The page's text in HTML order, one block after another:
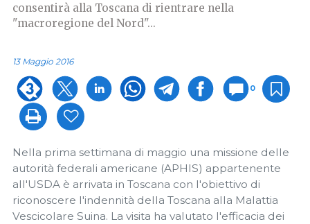
consentirà alla Toscana di rientrare nella
"macroregione del Nord"...
13 Maggio 2016
0
Nella prima settimana di maggio una missione delle
autorità federali americane (APHIS) appartenente
all'USDA è arrivata in Toscana con l'obiettivo di
riconoscere l'indennità della Toscana alla Malattia
Vescicolare Suina. La visita ha valutato l'efficacia dei